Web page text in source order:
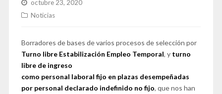
octubre 23, 2020
Noticias
Borradores de bases de varios procesos de selección por
Turno libre Estabilización Empleo Temporal, y turno
libre de ingreso
como personal laboral fijo en plazas desempeñadas
por personal declarado indefinido no fijo, que nos han